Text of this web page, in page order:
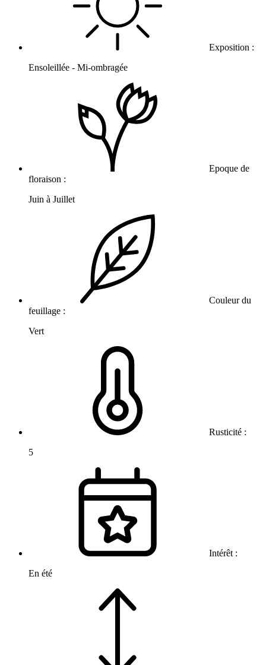
Exposition :
Ensoleillée - Mi-ombragée
Epoque de
floraison :
Juin à Juillet
Couleur du
feuillage :
Vert
Rusticité :
5
Intérêt :
En été